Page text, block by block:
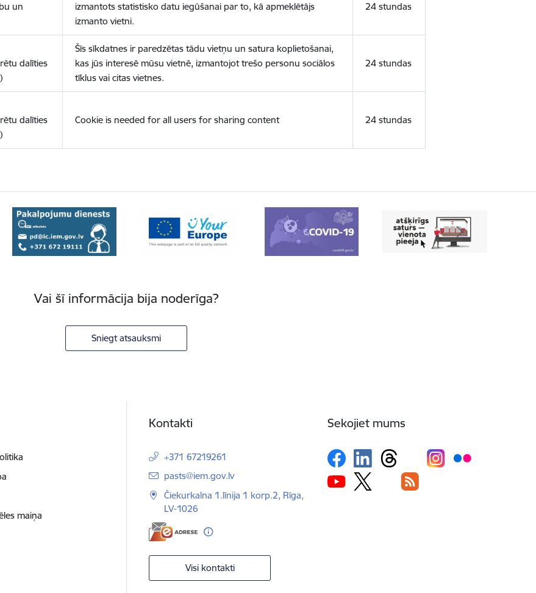
un
izmantots statistisko datu iegūšanai par to, kā apmeklētājs
izmanto vietni.
24 stundas
dalīties
Šīs sīkdatnes ir paredzētas tādu vietņu un satura koplietošanai,
kas jūs interesē mūsu vietnē, izmantojot trešo personu sociālos
tīklus vai citas vietnes.
24 stundas
dalīties
Cookie is needed for all users for sharing content 24 stundas
Vai šī informācija bija noderīga?
Sniegt atsauksmi
maiņa
Kontakti
+371 67219261
E-pasts:
pasts@iem.gov.lv
Čiekurkalna 1.līnija 1 korp.2, Rīga,
LV-1026
Visi kontakti
Sekojiet mums